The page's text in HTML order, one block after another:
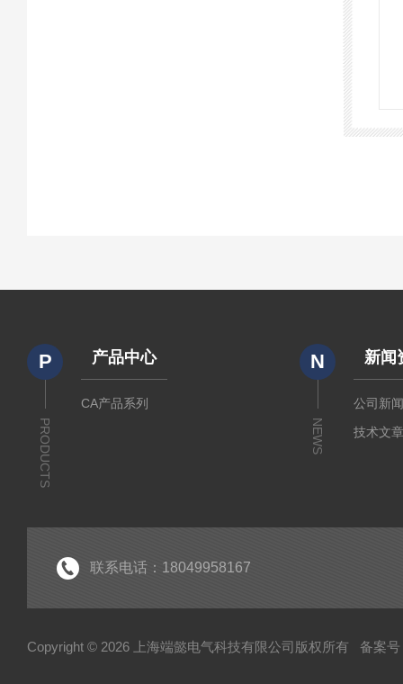
P
PRODUCTS
产品中心
CA产品系列
N
NEWS
新闻
公司新
技术文
联系电话：18049958167
Copyright © 2026 上海端懿电气科技有限公司版权所有 备案号